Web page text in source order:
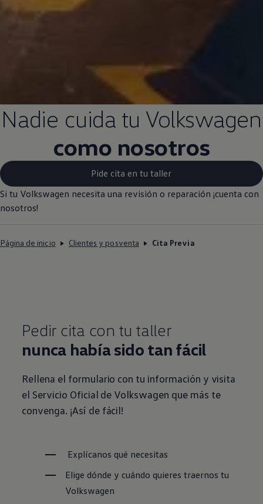
Nadie cuida tu Volkswagen
como nosotros
Pide cita en tu taller
Si tu Volkswagen necesita una revisión o reparación ¡cuenta con
nosotros!
Página de inicio Clientes y posventa Cita Previa
Pedir cita con tu taller
nunca había sido tan fácil
Rellena el formulario con tu información y visita
el Servicio Oficial de Volkswagen que más te
convenga. ¡Así de fácil!
Explícanos qué necesitas
Elige dónde y cuándo quieres traernos tu
Volkswagen